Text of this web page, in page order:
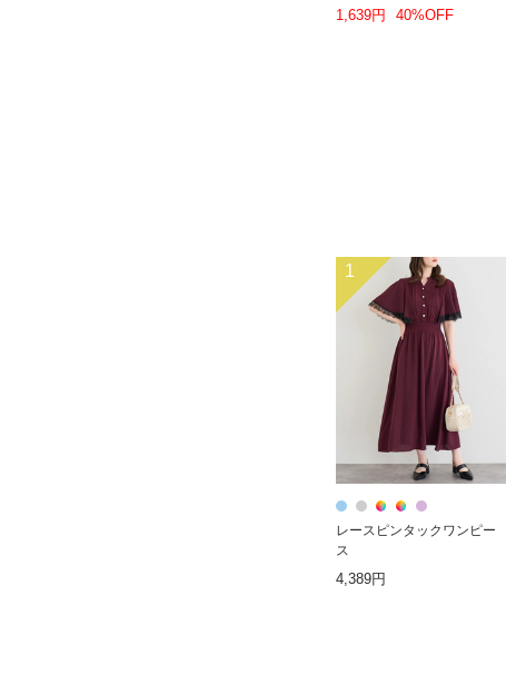
1,639円 40%OFF
1
レースピンタックワンピー
ス
4,389円